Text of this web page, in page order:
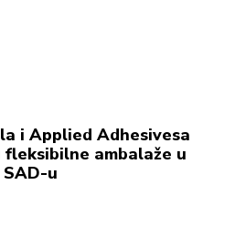
i Applied Adhesivesa
ambalaže u
SAD-u